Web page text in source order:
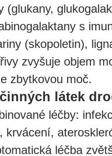
(glukany,
s
(skopoletin),
zvyšuje objem
zbytkovou moč.
látek
léčby:
krvácení,
léčba